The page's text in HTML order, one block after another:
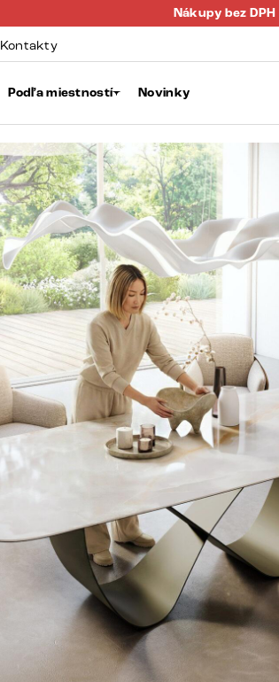
Nákupy bez DPH
Kontakty
Podľa miestností Novinky